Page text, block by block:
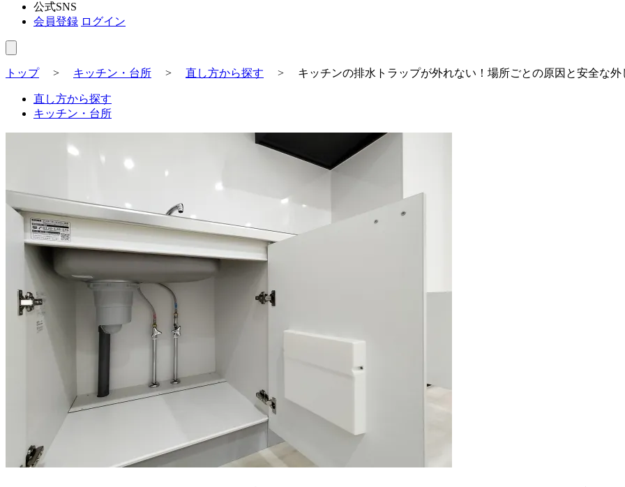
公式SNS
会員登録 ログイン
トップ> キッチン・台所 > 直し方から探す > キッチンの排水トラップが外れない！場所ごとの原因と安全な外
直し方から探す
キッチン・台所